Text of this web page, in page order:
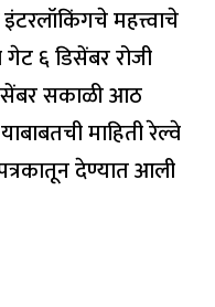
महत्त्वाचे
६ डिसेंबर रोजी
सकाळी आठ
माहिती रेल्वे
देण्यात आली